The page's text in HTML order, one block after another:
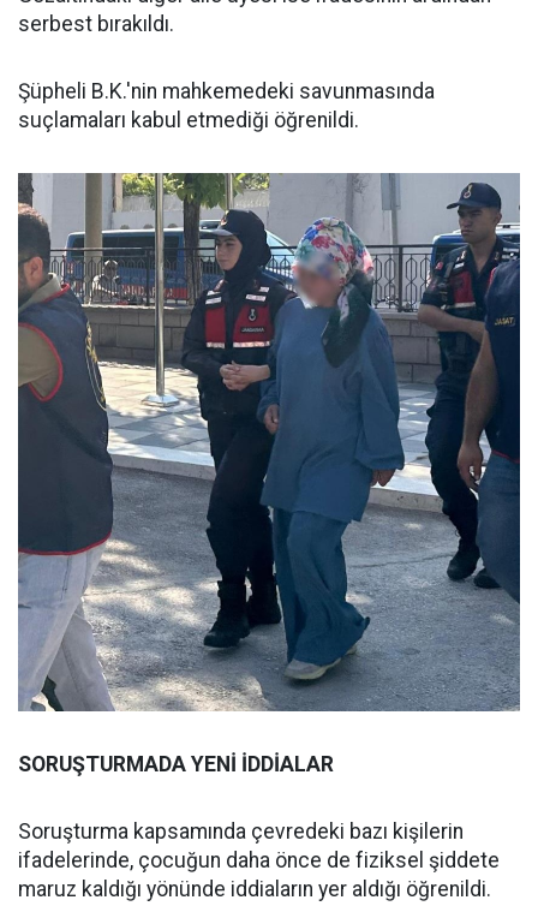
serbest bırakıldı.
Şüpheli B.K.'nin mahkemedeki savunmasında
suçlamaları kabul etmediği öğrenildi.
SORUŞTURMADA YENİ İDDİALAR
Soruşturma kapsamında çevredeki bazı kişilerin
ifadelerinde, çocuğun daha önce de fiziksel şiddete
maruz kaldığı yönünde iddiaların yer aldığı öğrenildi.